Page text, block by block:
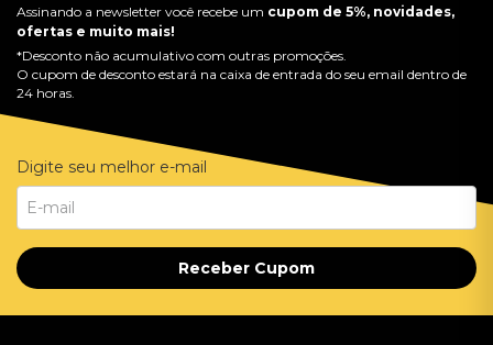
Assinando a newsletter você recebe um cupom de 5%, novidades,
ofertas e muito mais!
*Desconto não acumulativo com outras promoções.
O cupom de desconto estará na caixa de entrada do seu email dentro de
24 horas.
Digite seu melhor e-mail
Receber Cupom